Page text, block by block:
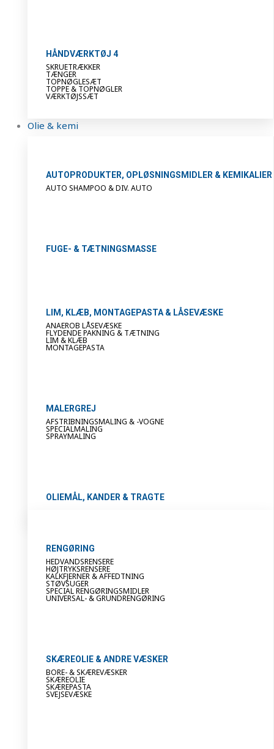
HÅNDVÆRKTØJ 4
SKRUETRÆKKER
TÆNGER
TOPNØGLESÆT
TOPPE & TOPNØGLER
VÆRKTØJSSÆT
Olie & kemi
AUTOPRODUKTER, OPLØSNINGSMIDLER & KEMIKALIER
AUTO SHAMPOO & DIV. AUTO
FUGE- & TÆTNINGSMASSE
LIM, KLÆB, MONTAGEPASTA & LÅSEVÆSKE
ANAEROB LÅSEVÆSKE
FLYDENDE PAKNING & TÆTNING
LIM & KLÆB
MONTAGEPASTA
MALERGREJ
AFSTRIBNINGSMALING & -VOGNE
SPECIALMALING
SPRAYMALING
OLIEMÅL, KANDER & TRAGTE
RENGØRING
HEDVANDSRENSERE
HØJTRYKSRENSERE
KALKFJERNER & AFFEDTNING
STØVSUGER
SPECIAL RENGØRINGSMIDLER
UNIVERSAL- & GRUNDRENGØRING
SKÆREOLIE & ANDRE VÆSKER
BORE- & SKÆREVÆSKER
SKÆREOLIE
SKÆREPASTA
SVEJSEVÆSKE